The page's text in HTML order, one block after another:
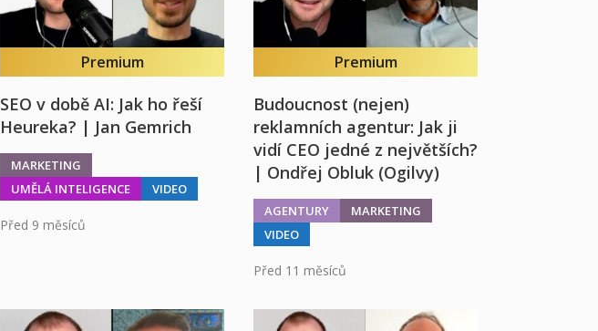
Premium
SEO v době AI: Jak ho řeší
Heureka? | Jan Gemrich
MARKETING
UMĚLÁ INTELIGENCE
VIDEO
Před 9 měsíců
Premium
Budoucnost (nejen)
reklamních agentur: Jak ji
vidí CEO jedné z největších?
| Ondřej Obluk (Ogilvy)
AGENTURY
MARKETING
VIDEO
Před 11 měsíců